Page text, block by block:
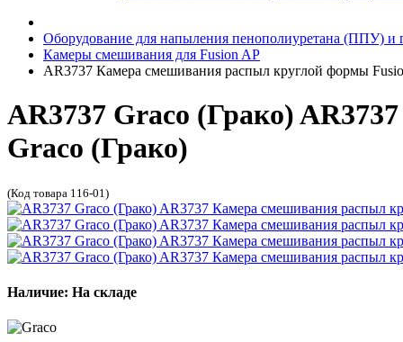
Оборудование для напыления пенополиуретана (ППУ) и
Камеры смешивания для Fusion AP
AR3737 Камера смешивания распыл круглой формы
AR3737 Graco (Грако)
Graco (Грако)
(Код товара 116-01)
Наличие: На складе